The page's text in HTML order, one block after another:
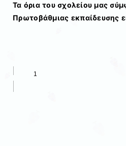
Τα όρια του σχολείου μας
Πρωτοβάθμιας εκπαίδευσης